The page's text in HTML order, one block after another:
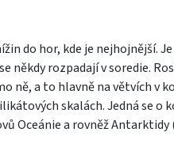
do hor, kde je nejhojnější.
rozpadají v soredie.
ně, a to hlavně na větvích v
skalách. Jedná se o
Oceánie a rovněž Antarktidy